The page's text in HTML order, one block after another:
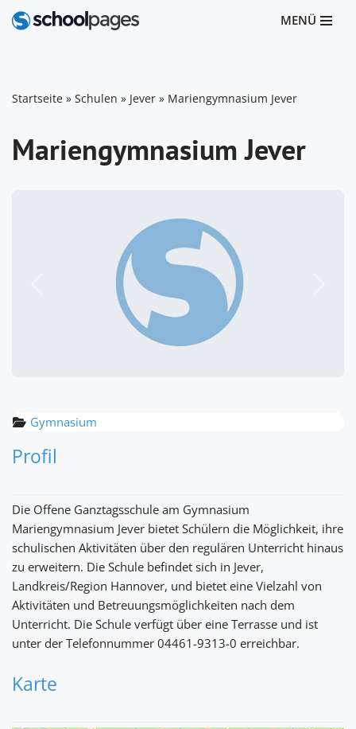
MENÜ
Startseite » Schulen » Jever » Mariengymnasium Jever
Mariengymnasium Jever
Gymnasium
Profil
Die Offene Ganztagsschule am Gymnasium
Mariengymnasium Jever bietet Schülern die Möglichkeit, ihre
schulischen Aktivitäten über den regulären Unterricht hinaus
zu erweitern. Die Schule befindet sich in Jever,
Landkreis/Region Hannover, und bietet eine Vielzahl von
Aktivitäten und Betreuungsmöglichkeiten nach dem
Unterricht. Die Schule verfügt über eine Terrasse und ist
unter der Telefonnummer 04461-9313-0 erreichbar.
Karte